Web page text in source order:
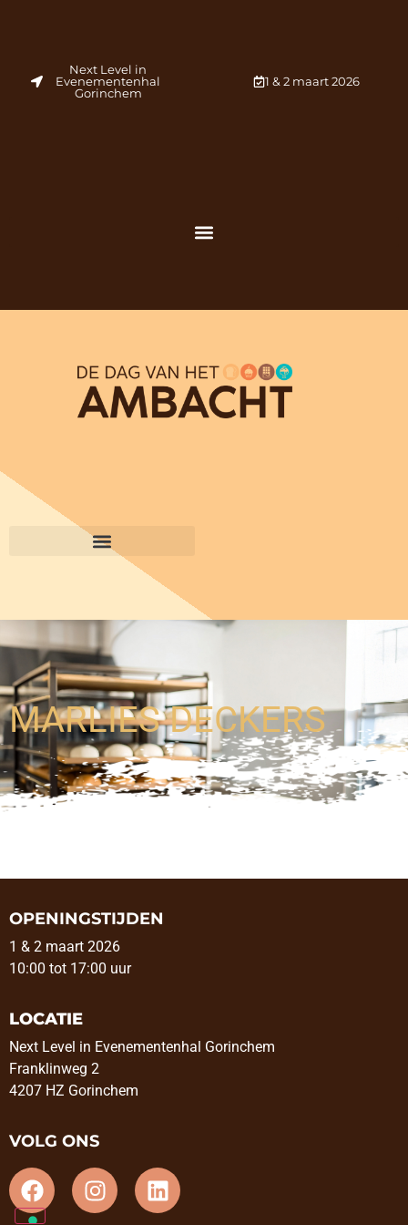
Next Level in
Evenementenhal
Gorinchem
1 & 2 maart 2026
MARLIES DECKERS
OPENINGSTIJDEN
1 & 2 maart 2026
10:00 tot 17:00 uur
LOCATIE
Next Level in Evenementenhal Gorinchem
Franklinweg 2
4207 HZ Gorinchem
VOLG ONS